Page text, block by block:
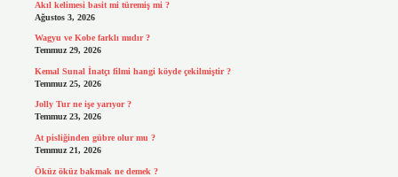
Akıl kelimesi basit mi türemiş mi ?
Ağustos 3, 2026
Wagyu ve Kobe farklı mıdır ?
Temmuz 29, 2026
Kemal Sunal İnatçı filmi hangi köyde çekilmiştir ?
Temmuz 25, 2026
Jolly Tur ne işe yarıyor ?
Temmuz 23, 2026
At pisliğinden gübre olur mu ?
Temmuz 21, 2026
Öküz öküz bakmak ne demek ?